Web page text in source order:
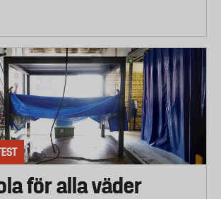
för alla väder